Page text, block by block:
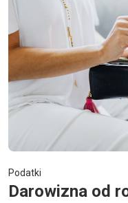
Podatki
Darowizna od